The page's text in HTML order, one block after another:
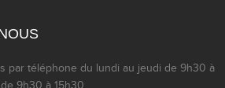
par téléphone du lundi au jeudi de 9h30 à